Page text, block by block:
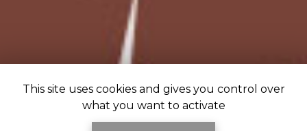
This site uses cookies and gives you control over
what you want to activate